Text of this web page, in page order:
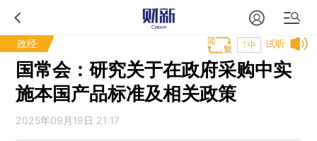
政经 试听
T中
国常会：研究关于在政府采购中实
施本国产品标准及相关政策
2025年09月19日 21:17